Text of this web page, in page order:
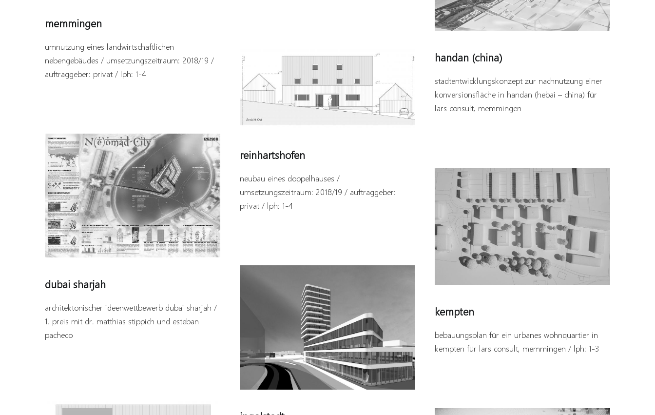
memmingen
umnutzung eines landwirtschaftlichen
nebengebäudes / umsetzungszeitraum: 2018/19 /
auftraggeber: privat / lph: 1-4
handan (china)
stadtentwicklungskonzept zur nachnutzung einer
konversionsfläche in handan (hebai – china) für
lars consult, memmingen
reinhartshofen
neubau eines doppelhauses /
umsetzungszeitraum: 2018/19 / auftraggeber:
privat / lph: 1-4
dubai sharjah
architektonischer ideenwettbewerb dubai sharjah /
1. preis mit dr. matthias stippich und esteban
pacheco
kempten
bebauungsplan für ein urbanes wohnquartier in
kempten für lars consult, memmingen / lph: 1-3